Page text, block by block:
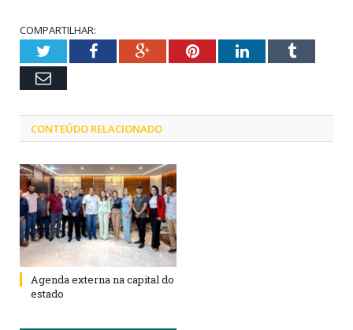
COMPARTILHAR:
TwitterFacebookGoogle+PinterestLinkedInTumblr
Email
CONTEÚDO RELACIONADO
Agenda externa na capital do
estado